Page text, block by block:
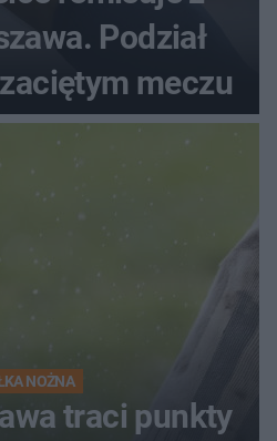
Podział
meczu
NOŻNA
traci punkty